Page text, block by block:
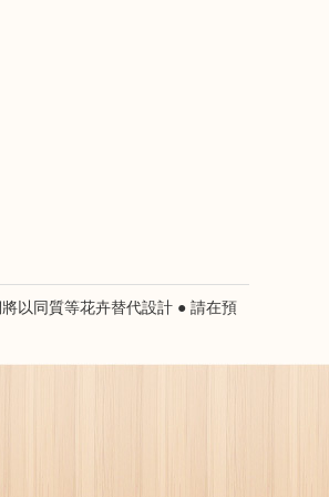
以同質等花卉替代設計 ● 請在預